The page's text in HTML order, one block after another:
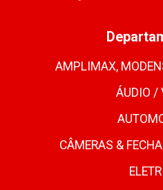
AMPLIMAX,
ÁUDIO /
CÂMERAS &